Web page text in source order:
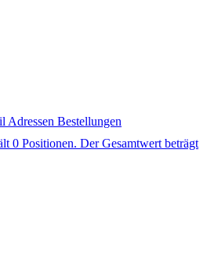
Adressen Bestellungen
0 Positionen. Der Gesamtwert beträgt